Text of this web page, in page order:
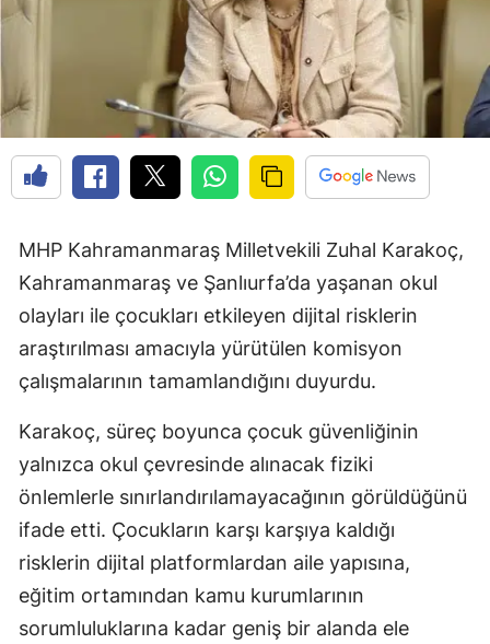
MHP Kahramanmaraş Milletvekili Zuhal Karakoç,
Kahramanmaraş ve Şanlıurfa’da yaşanan okul
olayları ile çocukları etkileyen dijital risklerin
araştırılması amacıyla yürütülen komisyon
çalışmalarının tamamlandığını duyurdu.
Karakoç, süreç boyunca çocuk güvenliğinin
yalnızca okul çevresinde alınacak fiziki
önlemlerle sınırlandırılamayacağının görüldüğünü
ifade etti. Çocukların karşı karşıya kaldığı
risklerin dijital platformlardan aile yapısına,
eğitim ortamından kamu kurumlarının
sorumluluklarına kadar geniş bir alanda ele